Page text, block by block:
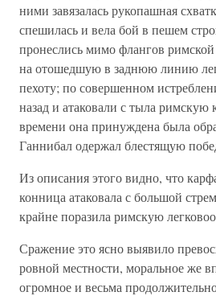
ними завязалась рукопашная
спешилась и вела бой в пешем
пронеслись мимо флангов
на отошедшую в заднюю линию
пехоту; по совершенном
назад и атаковали с тыла
времени она принуждена была
Ганнибал одержал блестящую
Из описания этого видно, что
конница атаковала с большой
крайне поразила римскую
Сражение это ясно выявило
ровной местности, моральное же
огромное и весьма